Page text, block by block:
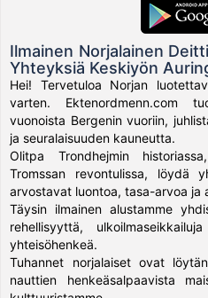
Ilmainen Norjalainen
Yhteyksiä Keskiyön
Hei! Tervetuloa Norjan
varten. Ektenordmenn.com
vuonoista Bergenin vuoriin,
ja seuralaisuuden kauneutta.
Olitpa Trondhejmin
Tromssan revontulissa, löydä
arvostavat luontoa, tasa-arvoa ja
Täysin ilmainen alustamme
rehellisyyttä,
yhteisöhenkeä.
Tuhannet norjalaiset ovat
nauttien henkeäsalpaavista